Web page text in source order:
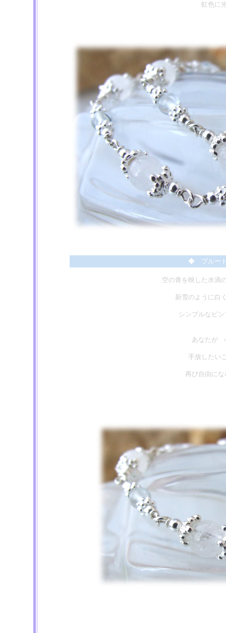
虹色に
◆ ブルー
空の青を映した水
新雪のように白
シンプルなピ
あなたが
手放したい
再び自由に